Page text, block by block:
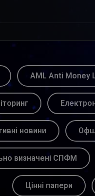
AML Anti Money
новини
визначені СПФМ
Цінні папери